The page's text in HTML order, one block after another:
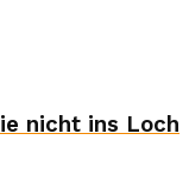
nicht ins Loch